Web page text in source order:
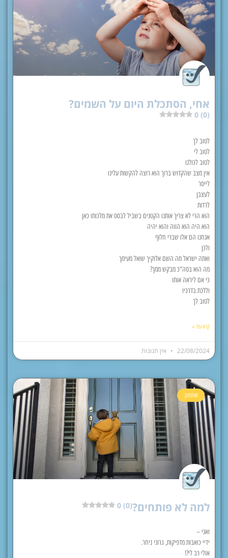
אחי, הסתכלת היום על השמים?
0 (0)
לטוב לך
לטוב לי
לטוב לכולנו
אין מצב שהקדוש ברוך הוא רוצה להקשות עלינו
לייסר
לעצבן
לרדות
הוא הרי לא צריך אותנו הקטנים בשביל לבסס את מלכותו כאן
הוא היה הוא הווה והוא יהיה
אנחנו הם אלו שברי חלוף
ולכן
ואתה ישראל מה השם אלוקיך שואל מעימך
מה הוא בסה"כ מבקש ממך?
כי אם ליראה אותו
וללכת בדרכיו
לטוב לך
קרא עוד »
22/08/2024 אין תגובות
ואתחנן
למה לא פותחים?0 (0)
ואני –
ידיי כואבות מדפיקות, גרוני ניחר.
אולי רב לי?!